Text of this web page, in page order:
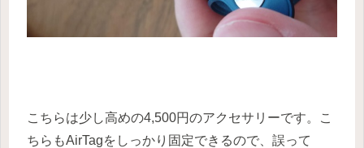
こちらは少し高めの4,500円のアクセサリーです。こ
ちらもAirTagをしっかり固定できるので、誤って